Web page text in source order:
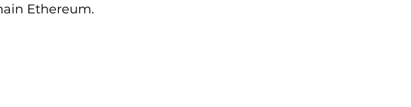
Ethereum.